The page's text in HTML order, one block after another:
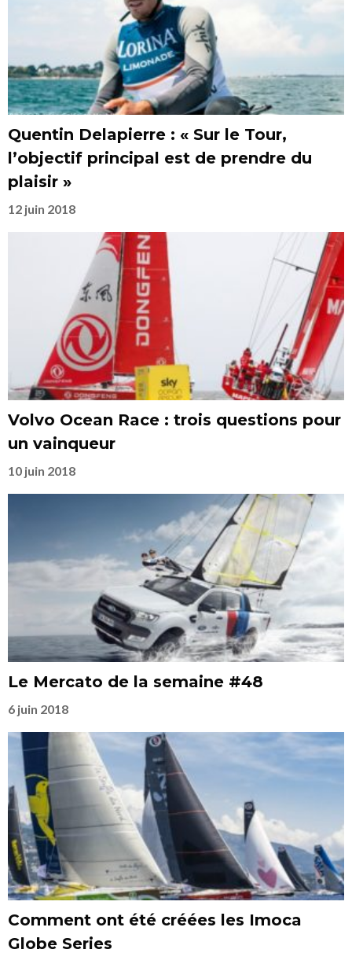
Quentin Delapierre : « Sur le Tour,
l’objectif principal est de prendre du
plaisir »
12 juin 2018
Volvo Ocean Race : trois questions pour
un vainqueur
10 juin 2018
Le Mercato de la semaine #48
6 juin 2018
Comment ont été créées les Imoca
Globe Series